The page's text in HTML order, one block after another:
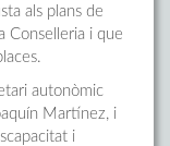
als plans de
Conselleria i que
autonòmic
Martínez, i
i